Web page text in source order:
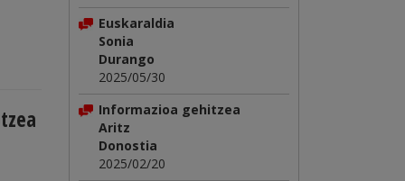
Euskaraldia
Sonia
Durango
2025/05/30
Informazioa gehitzea
Aritz
Donostia
2025/02/20